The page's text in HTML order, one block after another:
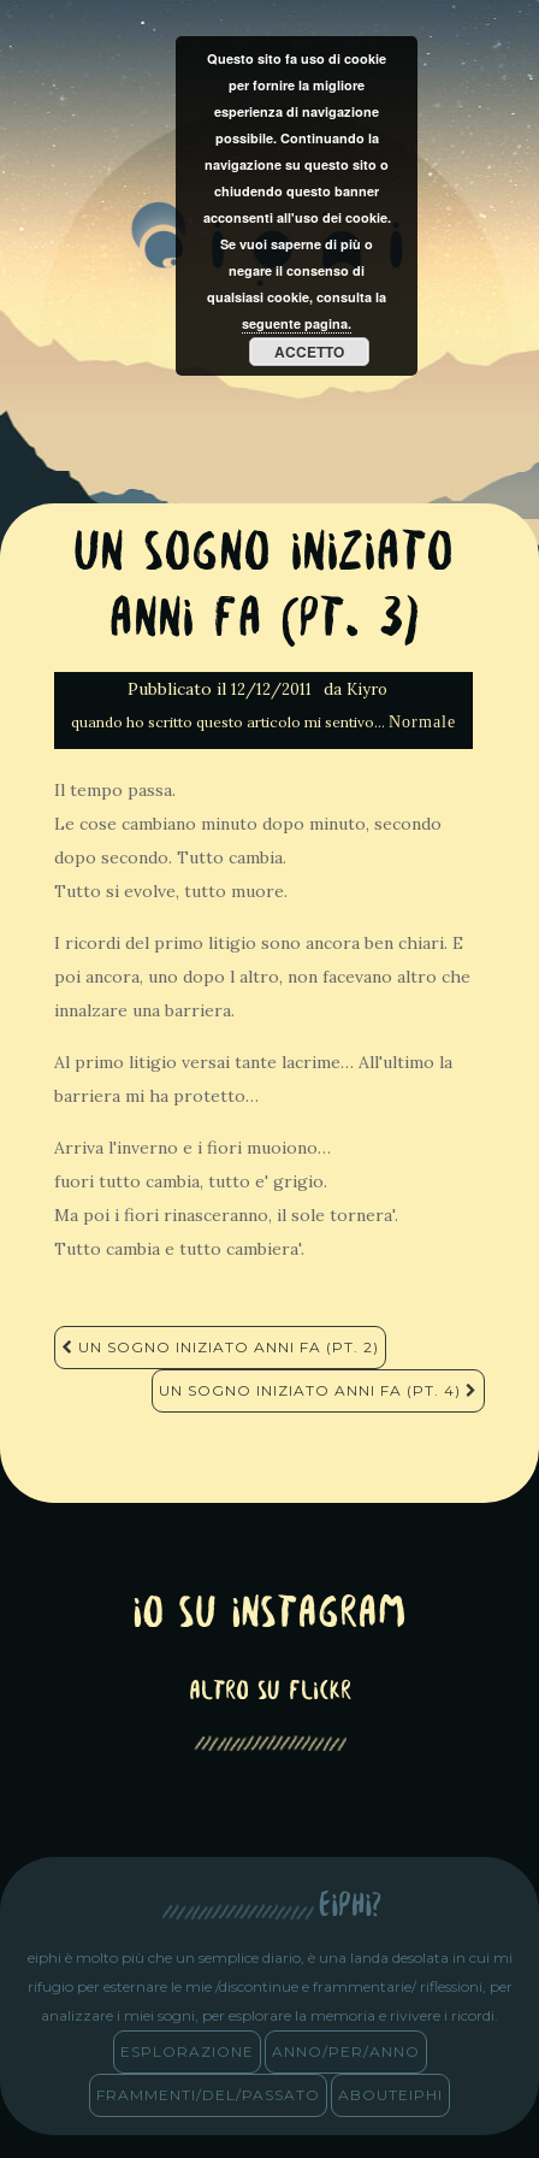
Un sogno iniziato
anni fa (Pt. 3)
Pubblicato il 12/12/2011 da Kiyro
Normale
Il tempo passa.
Le cose cambiano minuto dopo minuto, secondo
dopo secondo. Tutto cambia.
Tutto si evolve, tutto muore.
I ricordi del primo litigio sono ancora ben chiari. E
poi ancora, uno dopo l altro, non facevano altro che
innalzare una barriera.
Al primo litigio versai tante lacrime… All'ultimo la
barriera mi ha protetto…
Arriva l'inverno e i fiori muoiono…
fuori tutto cambia, tutto e' grigio.
Ma poi i fiori rinasceranno, il sole tornera'.
Tutto cambia e tutto cambiera'.
Navigazione
articoli
UN SOGNO INIZIATO ANNI FA (PT. 2)
UN SOGNO INIZIATO ANNI FA (PT. 4)
Io su Instagram
altro su Flickr
eiphi?
eiphi è molto più che un semplice diario, è una landa desolata in cui mi
rifugio per esternare le mie /discontinue e frammentarie/ riflessioni, per
analizzare i miei sogni, per esplorare la memoria e rivivere i ricordi.
ESPLORAZIONE
ANNO/PER/ANNO
FRAMMENTI/DEL/PASSATO ABOUTEIPHI
Questo sito fa uso di cookie
per fornire la migliore
esperienza di navigazione
possibile. Continuando la
navigazione su questo sito o
chiudendo questo banner
acconsenti all'uso dei cookie.
Se vuoi saperne di più o
negare il consenso di
qualsiasi cookie, consulta la
seguente pagina.
ACCETTO